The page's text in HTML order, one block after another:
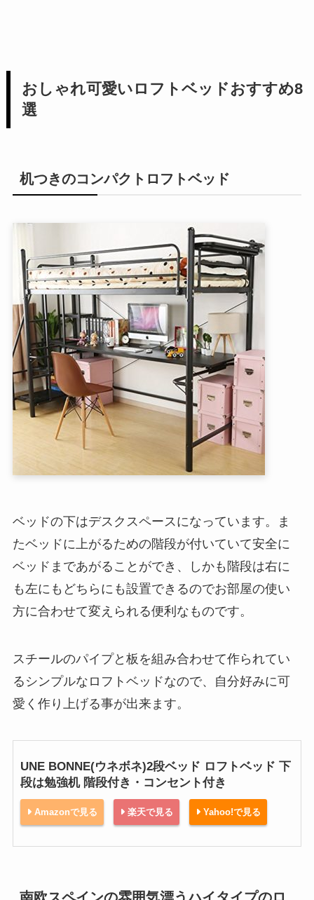
おしゃれ可愛いロフトベッドおすすめ8
選
机つきのコンパクトロフトベッド
ベッドの下はデスクスペースになっています。ま
たベッドに上がるための階段が付いていて安全に
ベッドまであがることができ、しかも階段は右に
も左にもどちらにも設置できるのでお部屋の使い
方に合わせて変えられる便利なものです。
スチールのパイプと板を組み合わせて作られてい
るシンプルなロフトベッドなので、自分好みに可
愛く作り上げる事が出来ます。
UNE BONNE(ウネボネ)2段ベッド ロフトベッド 下
段は勉強机 階段付き・コンセント付き
Amazonで見る 楽天で見る Yahoo!で見る